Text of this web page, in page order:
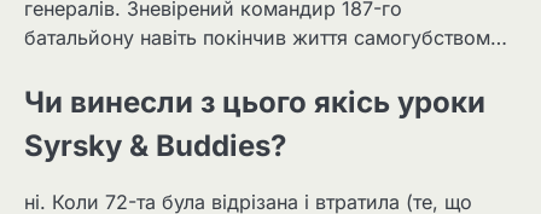
генералів. Зневірений командир 187-го
батальйону навіть покінчив життя самогубством…
Чи винесли з цього якісь уроки
Syrsky & Buddies?
ні. Коли 72-та була відрізана і втратила (те, що